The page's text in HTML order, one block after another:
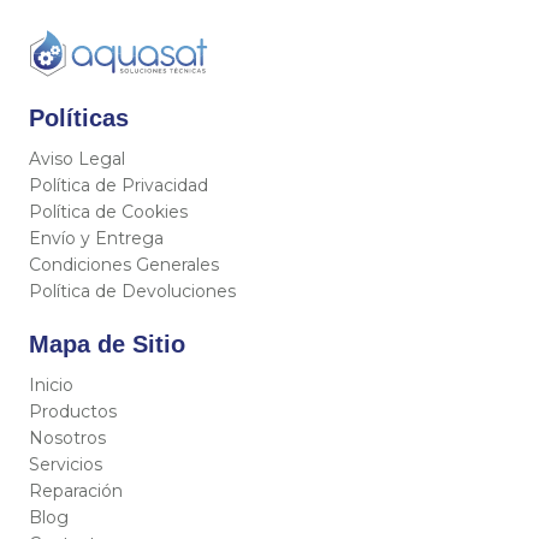
Políticas
Aviso Legal
Política de Privacidad
Política de Cookies
Envío y Entrega
Condiciones Generales
Política de Devoluciones
Mapa de Sitio
Inicio
Productos
Nosotros
Servicios
Reparación
Blog